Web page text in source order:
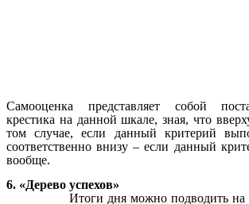
Самооценка представляет собой
крестика на данной шкале, зная, что
том случае, если данный критерий
соответственно внизу – если данный
вообще.
6. «Дерево успехов»
Итоги дня можно подводить на